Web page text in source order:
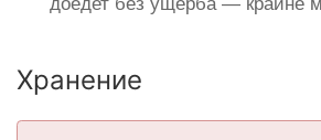
Хранение